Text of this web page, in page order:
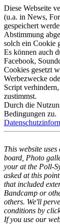
Diese Webseite
(u.a. in News,
gespeichert
Abstimmung
solch ein Cookie
Es können auch
Facebook,
Cookies gesetzt
Werbezwecke
Script
zustimmst.
Durch die
Bedingungen zu.
This website
board, Photo
your at the Poll-
asked at this
that included
Bandcamp or
others. We'll
conditions by
If you use our